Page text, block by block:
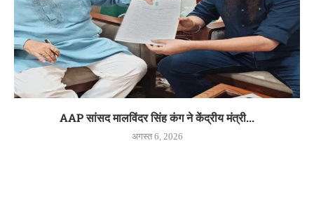
AAP सांसद मालविंदर सिंह कंग ने केंद्रीय मंत्री...
अगस्त 6, 2026